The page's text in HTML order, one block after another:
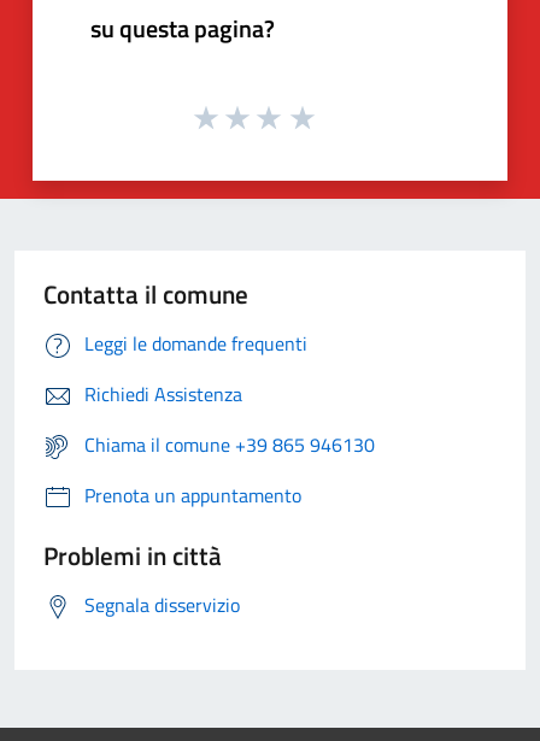
su questa pagina?
Contatta il comune
Leggi le domande frequenti
Richiedi Assistenza
Chiama il comune +39 865 946130
Prenota un appuntamento
Problemi in città
Segnala disservizio